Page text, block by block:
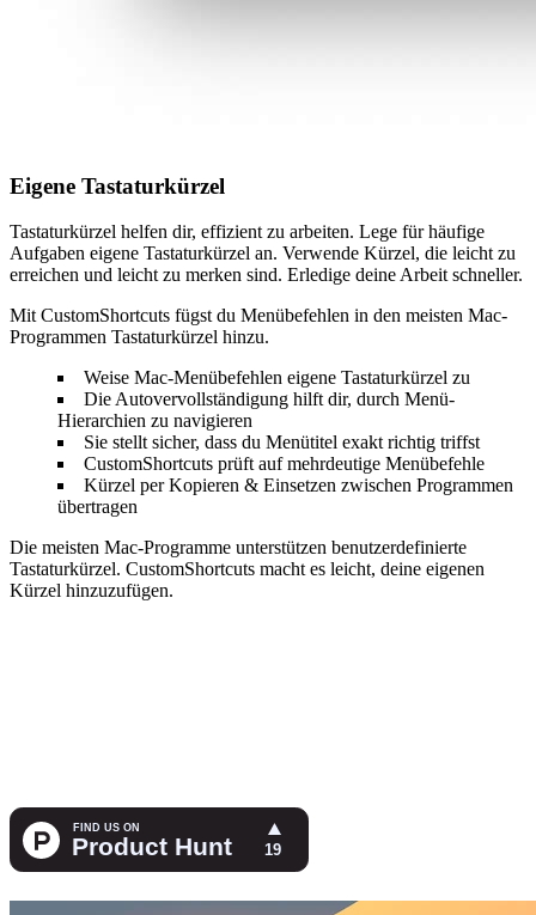
Eigene Tastaturkürzel
Tastaturkürzel helfen dir, effizient zu arbeiten. Lege für häufige
Aufgaben eigene Tastaturkürzel an. Verwende Kürzel, die leicht zu
erreichen und leicht zu merken sind. Erledige deine Arbeit schneller.
Mit CustomShortcuts fügst du Menübefehlen in den meisten Mac-
Programmen Tastaturkürzel hinzu.
Weise Mac-Menübefehlen eigene Tastaturkürzel zu
Die Autovervollständigung hilft dir, durch Menü-
Hierarchien zu navigieren
Sie stellt sicher, dass du Menütitel exakt richtig triffst
CustomShortcuts prüft auf mehrdeutige Menübefehle
Kürzel per Kopieren & Einsetzen zwischen Programmen
übertragen
Die meisten Mac-Programme unterstützen benutzerdefinierte
Tastaturkürzel. CustomShortcuts macht es leicht, deine eigenen
Kürzel hinzuzufügen.